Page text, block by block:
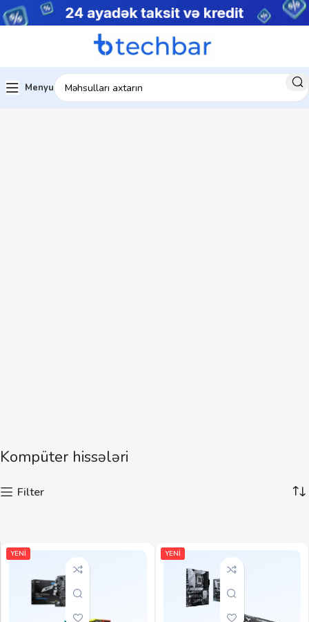
Menyu
Kompüter hissələri
Filter
YENİ YENİ